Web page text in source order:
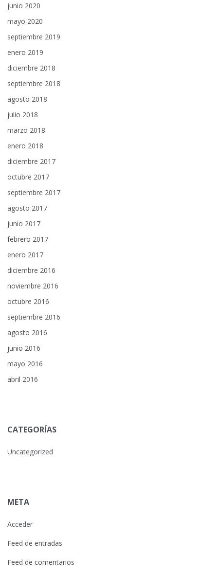
junio 2020
mayo 2020
septiembre 2019
enero 2019
diciembre 2018
septiembre 2018
agosto 2018
julio 2018
marzo 2018
enero 2018
diciembre 2017
octubre 2017
septiembre 2017
agosto 2017
junio 2017
febrero 2017
enero 2017
diciembre 2016
noviembre 2016
octubre 2016
septiembre 2016
agosto 2016
junio 2016
mayo 2016
abril 2016
CATEGORÍAS
Uncategorized
META
Acceder
Feed de entradas
Feed de comentarios